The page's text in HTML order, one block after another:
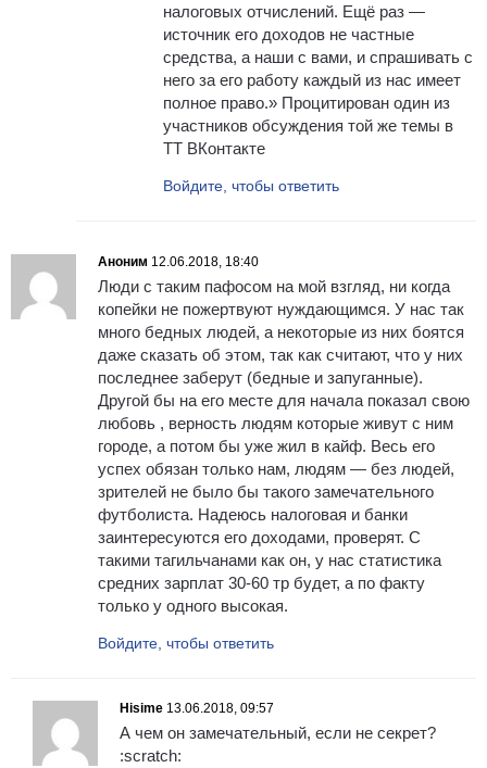
налоговых отчислений. Ещё раз —
источник его доходов не частные
средства, а наши с вами, и спрашивать с
него за его работу каждый из нас имеет
полное право.» Процитирован один из
участников обсуждения той же темы в
ТТ ВКонтакте
Войдите, чтобы ответить
Аноним 12.06.2018, 18:40
Люди с таким пафосом на мой взгляд, ни когда
копейки не пожертвуют нуждающимся. У нас так
много бедных людей, а некоторые из них боятся
даже сказать об этом, так как считают, что у них
последнее заберут (бедные и запуганные).
Другой бы на его месте для начала показал свою
любовь , верность людям которые живут с ним
городе, а потом бы уже жил в кайф. Весь его
успех обязан только нам, людям — без людей,
зрителей не было бы такого замечательного
футболиста. Надеюсь налоговая и банки
заинтересуются его доходами, проверят. С
такими тагильчанами как он, у нас статистика
средних зарплат 30-60 тр будет, а по факту
только у одного высокая.
Войдите, чтобы ответить
Hisime 13.06.2018, 09:57
А чем он замечательный, если не секрет?
:scratch: